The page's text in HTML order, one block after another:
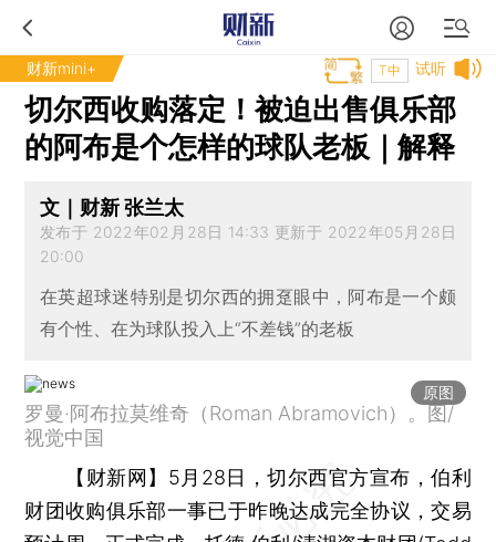
财新mini+ 试听
T中
切尔西收购落定！被迫出售俱乐部
的阿布是个怎样的球队老板｜解释
文｜财新 张兰太
发布于 2022年02月28日 14:33 更新于 2022年05月28日
20:00
在英超球迷特别是切尔西的拥趸眼中，阿布是一个颇
有个性、在为球队投入上“不差钱”的老板
原图
罗曼·阿布拉莫维奇（Roman Abramovich）。图/
视觉中国
【财新网】 5月28日，切尔西官方宣布，伯利
财团收购俱乐部一事已于昨晚达成完全协议，交易